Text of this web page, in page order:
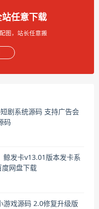
任意下载
图，站长任意搬
剧系统源码 支持广告会
码
鲸发卡v13.01版本发卡系
网盘下载
游戏源码 2.0修复升级版